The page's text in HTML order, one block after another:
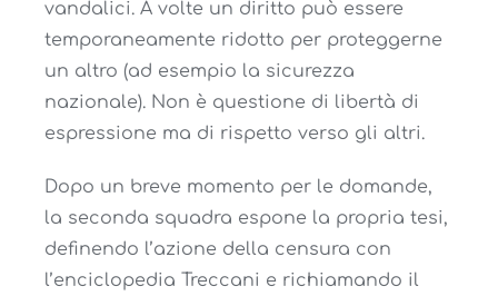
vandalici. A volte un diritto può essere
temporaneamente ridotto per proteggerne
un altro (ad esempio la sicurezza
nazionale). Non è questione di libertà di
espressione ma di rispetto verso gli altri.
Dopo un breve momento per le domande,
la seconda squadra espone la propria tesi,
definendo l’azione della censura con
l’enciclopedia Treccani e richiamando il